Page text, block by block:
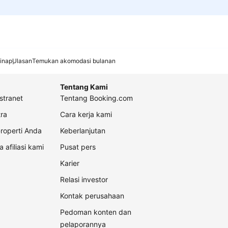
UlasanTemukan akomodasi bulanan
Anda
afiliasi kami
Tentang Kami
Tentang Booking.com
Cara kerja kami
Keberlanjutan
Pusat pers
Karier
Relasi investor
Kontak perusahaan
Pedoman konten dan
pelaporannya